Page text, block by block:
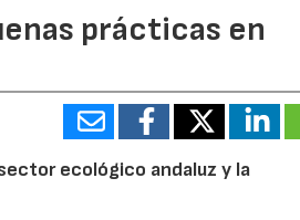
prácticas en
ecológico andaluz y la